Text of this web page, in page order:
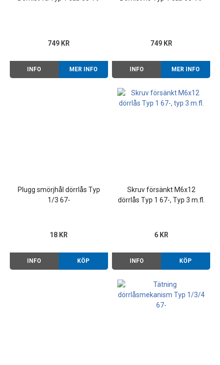
749 KR
INFO MER INFO
749 KR
INFO MER INFO
Plugg smörjhål dörrlås Typ
1/3 67-
18 KR
INFO KÖP
Skruv försänkt M6x12
dörrlås Typ 1 67-, Typ 3 m.fl.
6 KR
INFO KÖP